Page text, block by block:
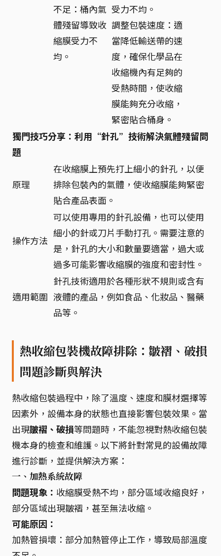
不足：桶內氣
體殘留導致收
縮膜受力不
均。
受力不均。
調整包裝速度：適
當降低輸送帶的速
度，確保化學品在
收縮機內有足夠的
受熱時間，使收縮
膜能夠充分收縮，
緊密貼合桶身。
獨門技巧分享：利用“針孔”技術解決氣體殘留問
題
原理
在收縮膜上預先打上細小的針孔，以便
排除包裝內的氣體，使收縮膜能夠緊密
貼合產品表面。
操作方法
可以使用專用的針孔設備，也可以使用
細小的針或刀片手動打孔。需要注意的
是，針孔的大小和數量要適當，過大或
過多可能影響收縮膜的強度和密封性。
適用範圍
針孔技術適用於各種形狀不規則或含有
液體的產品，例如食品、化妝品、醫藥
品等。
熱收縮包裝機故障排除：皺褶、破損
問題診斷與解決
熱收縮包裝過程中，除了溫度、速度和膜材選擇等
因素外，設備本身的狀態也直接影響包裝效果。當
出現皺褶、破損等問題時，不能忽視對熱收縮包裝
機本身的檢查和維護。以下將針對常見的設備故障
進行診斷，並提供解決方案：
一、加熱系統故障
問題現象： 收縮膜受熱不均，部分區域收縮良好，
部分區域出現皺褶，甚至無法收縮。
可能原因：
加熱管損壞：部分加熱管停止工作，導致局部溫度